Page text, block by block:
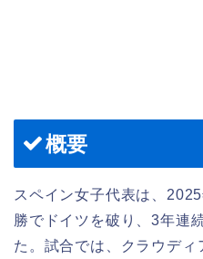
概要
スペイン女子代表は、
勝でドイツを破り、3年連
た。試合では、クラウデ